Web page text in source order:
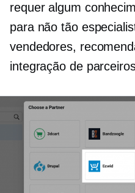
requer algum
para não tão
vendedores,
integração de